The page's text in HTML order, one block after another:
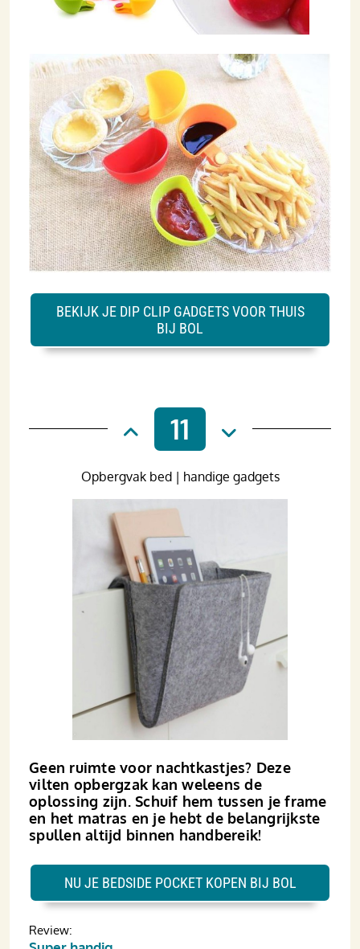
BEKIJK JE DIP CLIP GADGETS VOOR THUIS
BIJ BOL
11
Geen ruimte voor nachtkastjes? Deze
vilten opbergzak kan weleens de
oplossing zijn. Schuif hem tussen je frame
en het matras en je hebt de belangrijkste
spullen altijd binnen handbereik!
Opbergvak bed | handige gadgets
Review:
NU JE BEDSIDE POCKET KOPEN BIJ BOL